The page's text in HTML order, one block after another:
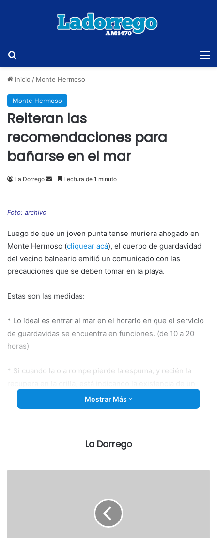
Inicio / Monte Hermoso
Monte Hermoso
Reiteran las
recomendaciones para
bañarse en el mar
La Dorrego
SendLectura de 1 minuto
Foto: archivo
Luego de que un joven puntaltense muriera ahogado en
Monte Hermoso (cliquear acá), el cuerpo de guardavidad
del vecino balneario emitió un comunicado con las
precauciones que se deben tomar en la playa.
Estas son las medidas:
* Lo ideal es entrar al mar en el horario en que el servicio
de guardavidas se encuentra en funciones. (de 10 a 20
horas)
* Si cuando la ola rompe pierde la espuma, y recién la
* Si alguien cae en un canal debetener en cuenta que
así si se intenta nadar hacia la orilla.
Mostrar Más
La Dorrego